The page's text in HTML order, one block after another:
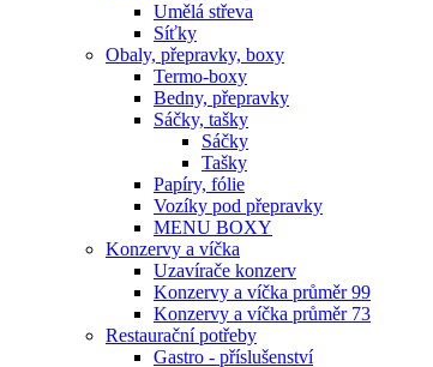
Umělá střeva
Síťky
Obaly, přepravky, boxy
Termo-boxy
Bedny, přepravky
Sáčky, tašky
Sáčky
Tašky
Papíry, fólie
Vozíky pod přepravky
MENU BOXY
Konzervy a víčka
Uzavírače konzerv
Konzervy a víčka průměr 99
Konzervy a víčka průměr 73
Restaurační potřeby
Gastro - příslušenství